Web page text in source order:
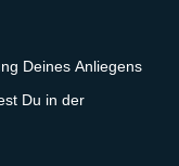
Deines Anliegens
Du in der